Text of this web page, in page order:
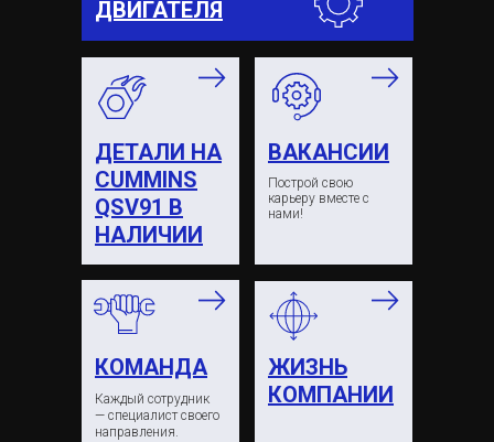
Построй свою
карьеру вместе с
нами!
ЖИЗНЬ
КОМПАНИИ
КОМАНДА
ВАКАНСИИ
ДЕТАЛИ НА
CUMMINS
QSV91 В
НАЛИЧИИ
Каждый сотрудник
— специалист своего
направления.
ДВИГАТЕЛЯ